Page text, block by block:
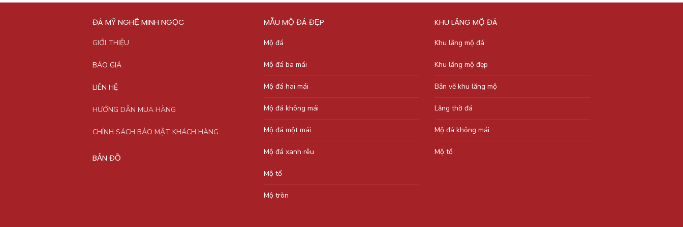
ĐÁ MỸ NGHỆ MINH NGỌC
GIỚI THIỆU
BÁO GIÁ
LIÊN HỆ
HƯỚNG DẪN MUA HÀNG
CHÍNH SÁCH BẢO MẬT KHÁCH HÀNG
BẢN ĐỒ
MẪU MỘ ĐÁ ĐẸP
Mộ đá
Mộ đá ba mái
Mộ đá hai mái
Mộ đá không mái
Mộ đá một mái
Mộ đá xanh rêu
Mộ tổ
Mộ tròn
KHU LĂNG MỘ ĐÁ
Khu lăng mộ đá
Khu lăng mộ đẹp
Bản vẽ khu lăng mộ
Lăng thờ đá
Mộ đá không mái
Mộ tổ